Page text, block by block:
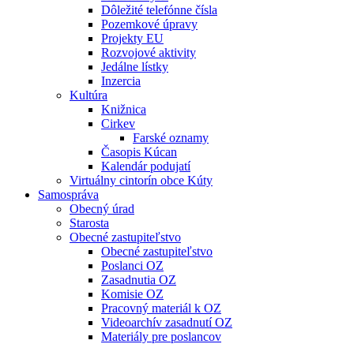
Dôležité telefónne čísla
Pozemkové úpravy
Projekty EU
Rozvojové aktivity
Jedálne lístky
Inzercia
Kultúra
Knižnica
Cirkev
Farské oznamy
Časopis Kúcan
Kalendár podujatí
Virtuálny cintorín obce Kúty
Samospráva
Obecný úrad
Starosta
Obecné zastupiteľstvo
Obecné zastupiteľstvo
Poslanci OZ
Zasadnutia OZ
Komisie OZ
Pracovný materiál k OZ
Videoarchív zasadnutí OZ
Materiály pre poslancov